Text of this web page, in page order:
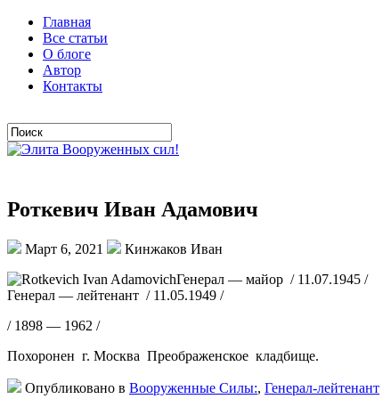
Главная
Все статьи
О блоге
Автор
Контакты
Роткевич Иван Адамович
Март 6, 2021
Кинжаков Иван
Генерал — майор / 11.07.1945 /
Генерал — лейтенант / 11.05.1949 /
/ 1898 — 1962 /
Похоронен г. Москва Преображенское кладбище.
Опубликовано в Вооруженные Силы:, Генерал-лейтенант